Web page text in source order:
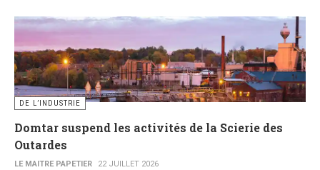
DE L’INDUSTRIE
Domtar suspend les activités de la Scierie des
Outardes
LE MAITRE PAPETIER 22 JUILLET 2026